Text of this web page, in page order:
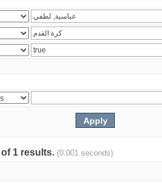
1 results. (0.001 seconds)